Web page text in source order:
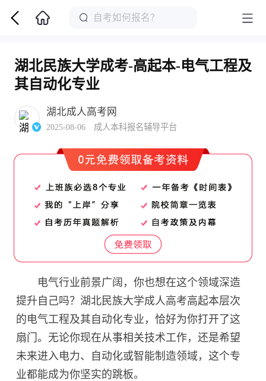
湖北民族大学成考-高起本-电气工程及
其自动化专业
湖北成人高考网
2025-08-06 成人本科报名辅导平台
电气行业前景广阔，你也想在这个领域深造
提升自己吗？湖北民族大学成人高考高起本层次
的电气工程及其自动化专业，恰好为你打开了这
扇门。无论你现在从事相关技术工作，还是希望
未来进入电力、自动化或智能制造领域，这个专
业都能成为你坚实的跳板。